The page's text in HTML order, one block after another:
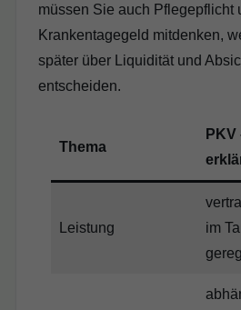
müssen Sie auch Pflegepflicht
Krankentagegeld mitdenken,
später über Liquidität und
entscheiden.
Thema
PKV
Leistung
im